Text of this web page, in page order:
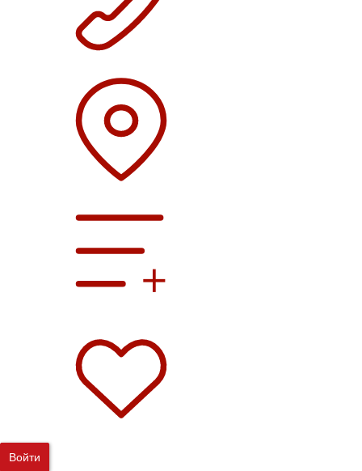
Войти